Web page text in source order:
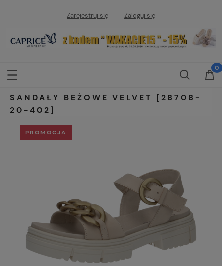
Zarejestruj się Zaloguj się
SANDAŁY BEŻOWE VELVET [28708-
20-402]
PROMOCJA